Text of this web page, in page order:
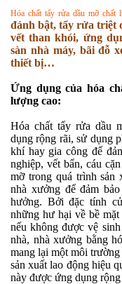
Hóa chất tẩy rửa dầu mỡ chất
đánh bật, tẩy rửa triệt
vết than khói, ứng
sàn nhà máy, bãi đỗ
thiết bị…
Ứng dụng của hóa
lượng cao:
Hóa chất tẩy rửa dầu
dụng rộng rãi, sử dụng
khí hay gia công để
nghiệp, vết bẩn, cáu
mỡ trong quá trình sản
nhà xưởng để đảm
hưởng. Bởi đặc tính
những hư hại về bề
nếu không được vệ
nhà, nhà xưởng bằng
mang lại một môi
sản xuất lao động hiệu
này được ứng dụng